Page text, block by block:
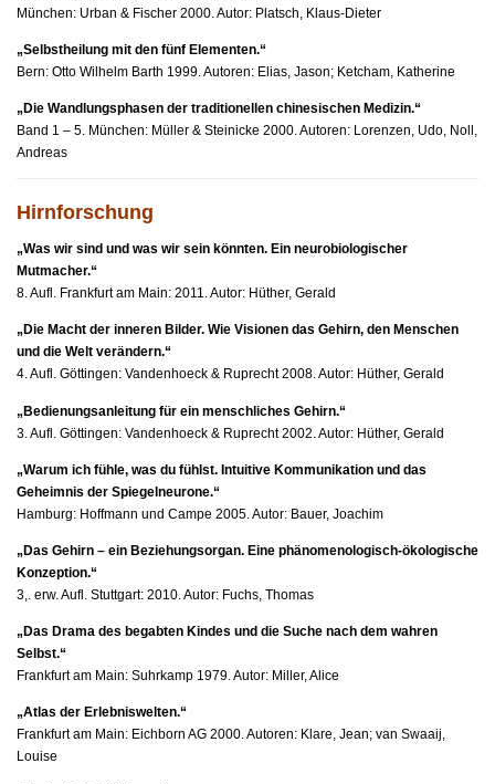
München: Urban & Fischer 2000. Autor: Platsch, Klaus-Dieter
„Selbstheilung mit den fünf Elementen.“
Bern: Otto Wilhelm Barth 1999. Autoren: Elias, Jason; Ketcham, Katherine
„Die Wandlungsphasen der traditionellen chinesischen Medizin.“
Band 1 – 5. München: Müller & Steinicke 2000. Autoren: Lorenzen, Udo, Noll,
Andreas
Hirnforschung
„Was wir sind und was wir sein könnten. Ein neurobiologischer
Mutmacher.“
8. Aufl. Frankfurt am Main: 2011. Autor: Hüther, Gerald
„Die Macht der inneren Bilder. Wie Visionen das Gehirn, den Menschen
und die Welt verändern.“
4. Aufl. Göttingen: Vandenhoeck & Ruprecht 2008. Autor: Hüther, Gerald
„Bedienungsanleitung für ein menschliches Gehirn.“
3. Aufl. Göttingen: Vandenhoeck & Ruprecht 2002. Autor: Hüther, Gerald
„Warum ich fühle, was du fühlst. Intuitive Kommunikation und das
Geheimnis der Spiegelneurone.“
Hamburg: Hoffmann und Campe 2005. Autor: Bauer, Joachim
„Das Gehirn – ein Beziehungsorgan. Eine phänomenologisch-ökologische
Konzeption.“
3,. erw. Aufl. Stuttgart: 2010. Autor: Fuchs, Thomas
„Das Drama des begabten Kindes und die Suche nach dem wahren
Selbst.“
Frankfurt am Main: Suhrkamp 1979. Autor: Miller, Alice
„Atlas der Erlebniswelten.“
Frankfurt am Main: Eichborn AG 2000. Autoren: Klare, Jean; van Swaaij,
Louise